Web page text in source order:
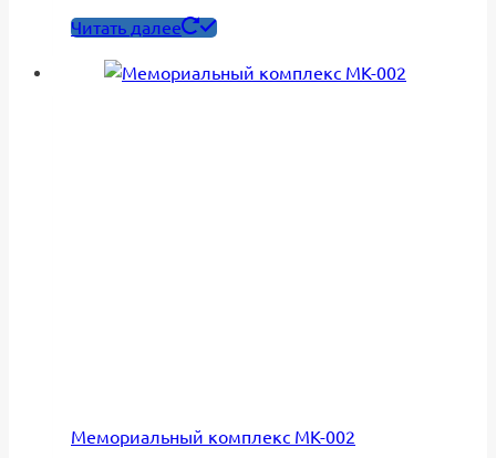
Читать далее
Мемориальный комплекс МК-002